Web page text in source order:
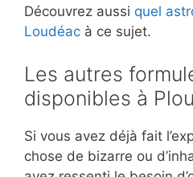
Découvrez aussi quel
Loudéac à ce sujet.
Les autres
disponibles à
Si vous avez déjà fait
chose de bizarre ou